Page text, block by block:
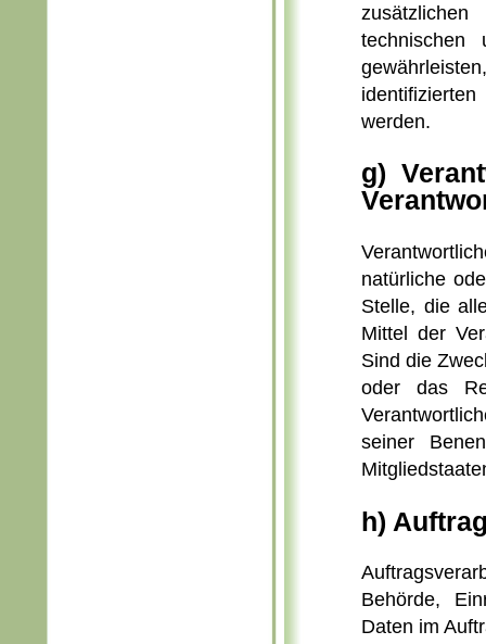
technischen
werden.
g)
natürliche
Stelle, die
Mittel der
Sind die
oder das
seiner
h)
Behörde,
Daten im